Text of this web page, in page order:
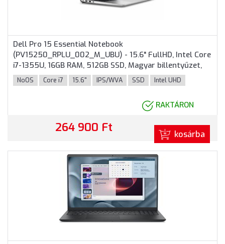
Dell Pro 15 Essential Notebook
(PV15250_RPLU_002_M_UBU) - 15.6" FullHD, Intel Core
i7-1355U, 16GB RAM, 512GB SSD, Magyar billentyűzet,
Operációs rendszer nélkül, 3 év garancia, Platinaezüst
színben
NoOS Core i7 15.6" IPS/WVA SSD Intel UHD
RAKTÁRON
264 900 Ft kosárba